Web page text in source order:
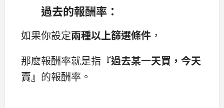
過去的報酬率：
如果你設定兩種以上篩選條件 ，
那麼報酬率就是指 『過去某一天買，今天
賣』 的報酬率。